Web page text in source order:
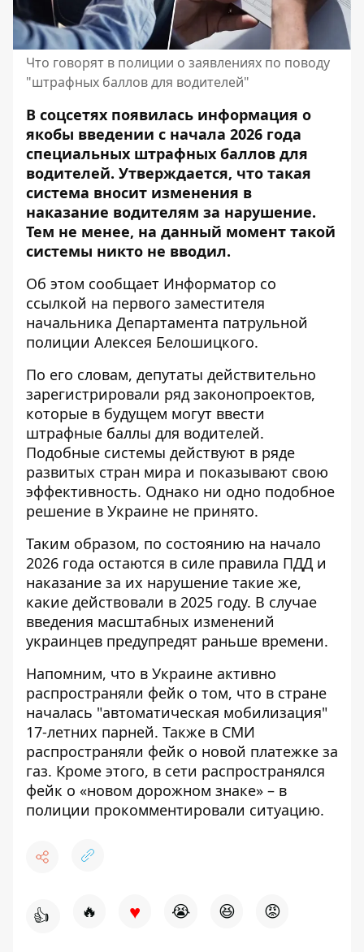
Что говорят в полиции о заявлениях по поводу
"штрафных баллов для водителей"
В соцсетях появилась информация о
якобы введении с начала 2026 года
специальных штрафных баллов для
водителей. Утверждается, что такая
система вносит изменения в
наказание водителям за нарушение.
Тем не менее, на данный момент такой
системы никто не вводил.
Об этом сообщает Информатор со
ссылкой на первого заместителя
начальника Департамента патрульной
полиции Алексея Белошицкого.
По его словам, депутаты действительно
зарегистрировали ряд законопроектов,
которые в будущем могут ввести
штрафные баллы для водителей.
Подобные системы действуют в ряде
развитых стран мира и показывают свою
эффективность. Однако ни одно подобное
решение в Украине не принято.
Таким образом, по состоянию на начало
2026 года остаются в силе правила ПДД и
наказание за их нарушение такие же,
какие действовали в 2025 году. В случае
введения масштабных изменений
украинцев предупредят раньше времени.
Напомним, что в Украине активно
распространяли фейк о том, что в стране
началась "автоматическая мобилизация"
17-летних парней. Также в СМИ
распространяли фейк о новой платежке за
газ. Кроме этого, в сети распространялся
фейк о «новом дорожном знаке» – в
полиции прокомментировали ситуацию.
👍 🔥 ♥ 😭 😆 😡